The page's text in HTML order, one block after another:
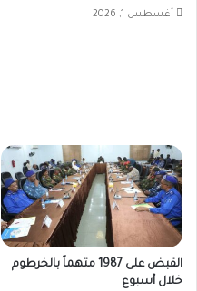
أغسطس 1, 2026
القبض على 1987 متهماً بالخرطوم
خلال أسبوع